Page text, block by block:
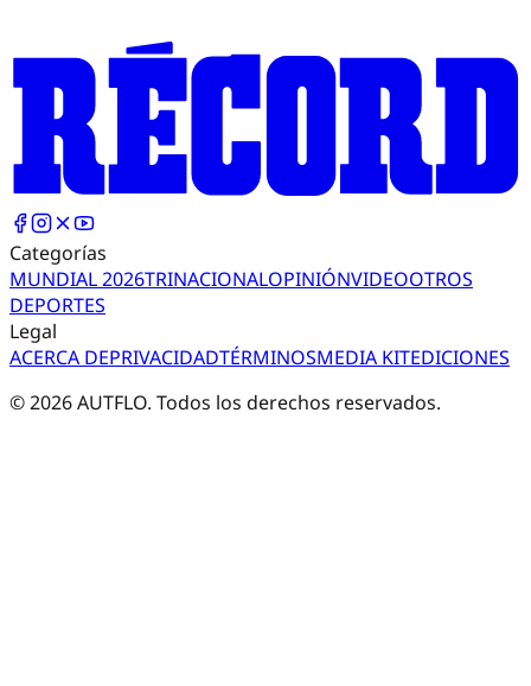
Categorías
MUNDIAL 2026TRINACIONALOPINIÓNVIDEOOTROS
DEPORTES
Legal
ACERCA DEPRIVACIDADTÉRMINOSMEDIA KITEDICIONES
©2026AUTFLO. Todos los derechos reservados.